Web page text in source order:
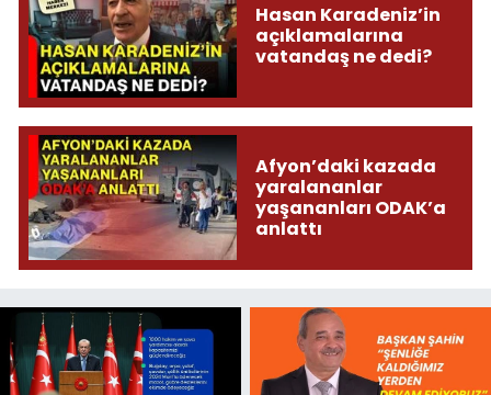
Hasan Karadeniz’in
açıklamalarına
vatandaş ne dedi?
Afyon’daki kazada
yaralananlar
yaşananları ODAK’a
anlattı